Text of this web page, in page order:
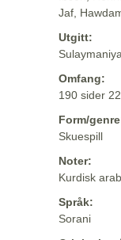
Jaf,
Utgitt:
Omfang:
190 sider
Form/
Skuespill
Noter:
Kurdisk
Språk:
Sorani